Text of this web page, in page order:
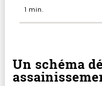
1 min.
Un schéma